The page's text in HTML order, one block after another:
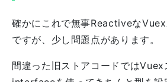
確かにこれで無事Reactiveな
ですが、少し問題点があります。
間違った旧ストアコードでは